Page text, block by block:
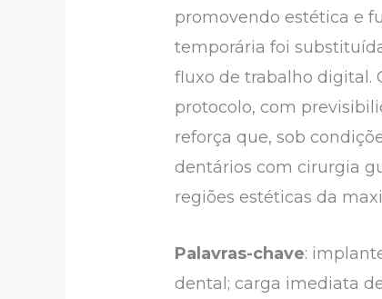
promovendo estética e
temporária foi
fluxo de trabalho digital.
protocolo, com
reforça que, sob
dentários com cirurgia
regiões estéticas da
Palavras-chave:
dental; carga imediata